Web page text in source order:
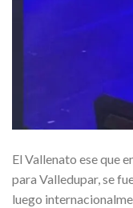
El Vallenato ese que
para Valledupar, se
luego